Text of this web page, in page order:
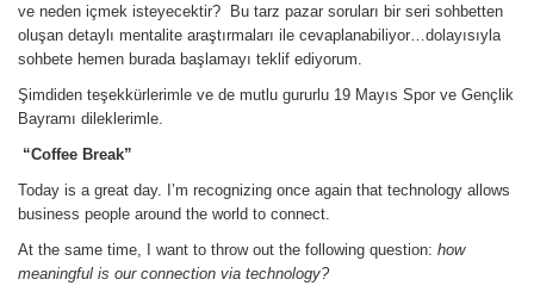
ve neden içmek isteyecektir? Bu tarz pazar soruları bir seri sohbetten
oluşan detaylı mentalite araştırmaları ile cevaplanabiliyor…dolayısıyla
sohbete hemen burada başlamayı teklif ediyorum.
Şimdiden teşekkürlerimle ve de mutlu gururlu 19 Mayıs Spor ve Gençlik
Bayramı dileklerimle.
“Coffee Break”
Today is a great day. I’m recognizing once again that technology allows
business people around the world to connect.
At the same time, I want to throw out the following question: how
meaningful is our connection via technology?